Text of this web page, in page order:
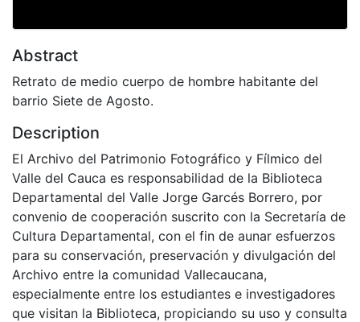
Abstract
Retrato de medio cuerpo de hombre habitante del
barrio Siete de Agosto.
Description
El Archivo del Patrimonio Fotográfico y Fílmico del
Valle del Cauca es responsabilidad de la Biblioteca
Departamental del Valle Jorge Garcés Borrero, por
convenio de cooperación suscrito con la Secretaría de
Cultura Departamental, con el fin de aunar esfuerzos
para su conservación, preservación y divulgación del
Archivo entre la comunidad Vallecaucana,
especialmente entre los estudiantes e investigadores
que visitan la Biblioteca, propiciando su uso y consulta